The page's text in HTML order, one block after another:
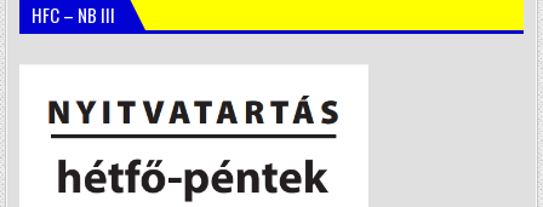
HFC – NB III